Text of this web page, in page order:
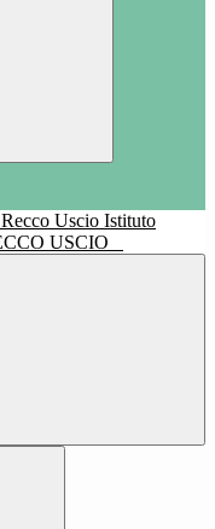
Istituto
USCIO